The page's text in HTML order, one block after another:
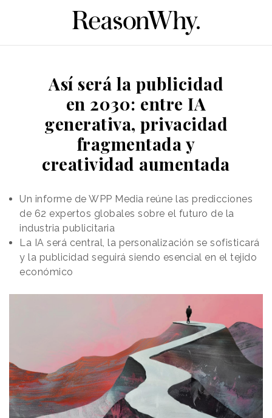
Así será la publicidad
en 2030: entre IA
generativa, privacidad
fragmentada y
creatividad aumentada
Un informe de WPP Media reúne las predicciones
de 62 expertos globales sobre el futuro de la
industria publicitaria
La IA será central, la personalización se sofisticará
y la publicidad seguirá siendo esencial en el tejido
económico